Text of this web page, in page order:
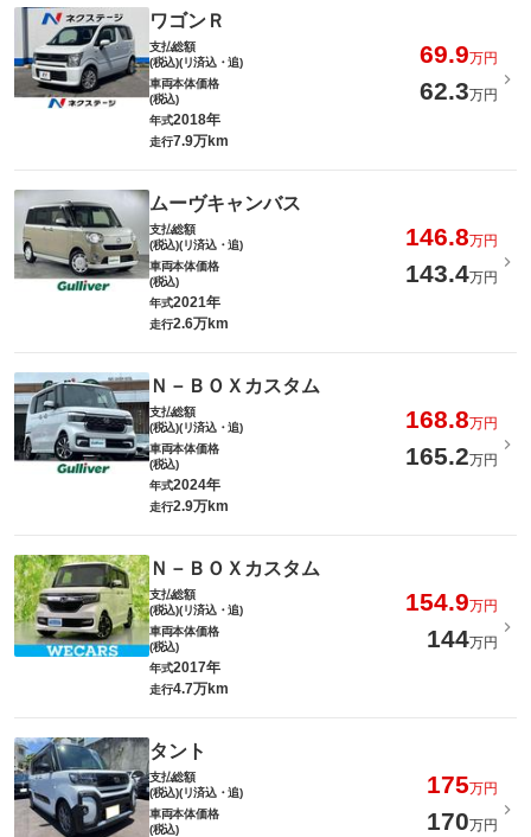
ワゴンＲ
支払総額
(税込)(リ済込・追)
69.9万円
車両本体価格
(税込)
62.3万円
年式2018年
走行7.9万km
ムーヴキャンバス
支払総額
(税込)(リ済込・追)
146.8万円
車両本体価格
(税込)
143.4万円
年式2021年
走行2.6万km
Ｎ－ＢＯＸカスタム
支払総額
(税込)(リ済込・追)
168.8万円
車両本体価格
(税込)
165.2万円
年式2024年
走行2.9万km
Ｎ－ＢＯＸカスタム
支払総額
(税込)(リ済込・追)
154.9万円
車両本体価格
(税込)
144万円
年式2017年
走行4.7万km
タント
支払総額
(税込)(リ済込・追)
175万円
車両本体価格
(税込)
170万円